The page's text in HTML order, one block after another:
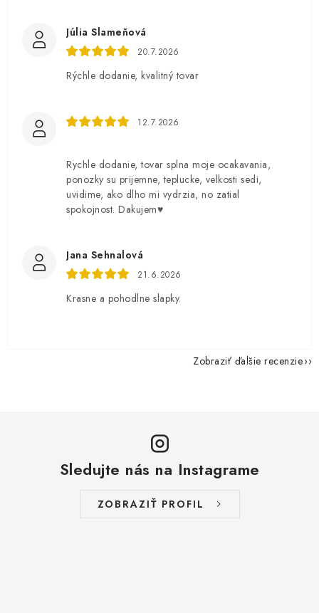
Júlia Slameňová
20.7.2026
Rýchle dodanie, kvalitný tovar
12.7.2026
Rychle dodanie, tovar splna moje ocakavania,
ponozky su prijemne, teplucke, velkosti sedi,
uvidime, ako dlho mi vydrzia, no zatial
spokojnost. Dakujem♥️
Jana Sehnalová
21.6.2026
Krasne a pohodlne slapky.
Zobraziť ďalšie recenzie
Sledujte nás na Instagrame
ZOBRAZIŤ PROFIL